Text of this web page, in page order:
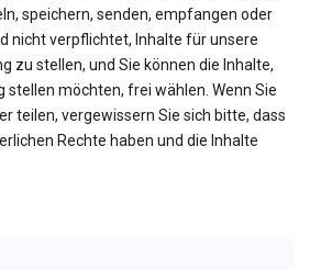
speichern, senden, empfangen oder
nicht verpflichtet, Inhalte für unsere
zu stellen, und Sie können die Inhalte,
stellen möchten, frei wählen. Wenn Sie
teilen, vergewissern Sie sich bitte, dass
Rechte haben und die Inhalte